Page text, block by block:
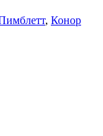
, Конор